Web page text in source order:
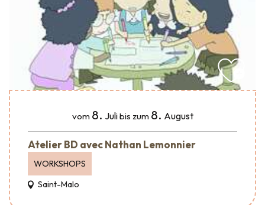
vom 8. Julibis zum 8. August
Atelier BD avec Nathan Lemonnier
WORKSHOPS
Saint-Malo